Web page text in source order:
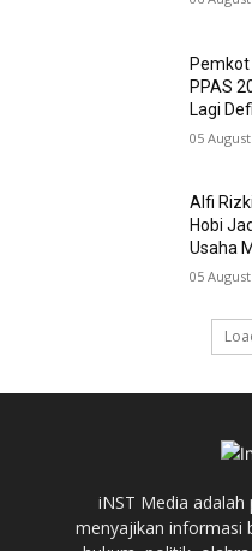
PPAS
Lagi
05
Alfi
Hobi
Usaha
05
iNST Media
menyajikan informasi